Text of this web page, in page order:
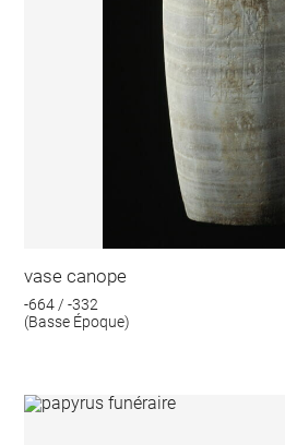
vase canope
-664 / -332
(Basse Époque)